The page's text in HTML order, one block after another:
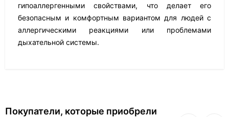
гипоаллергенными свойствами, что делает его
безопасным и комфортным вариантом для людей с
аллергическими реакциями или проблемами
дыхательной системы.
Покупатели, которые приобрели